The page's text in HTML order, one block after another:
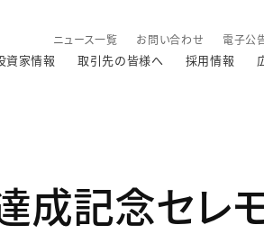
ニュース一覧 お問い合わせ 電子公
資家情報 取引先の皆様へ 採用情報
成記念セレ